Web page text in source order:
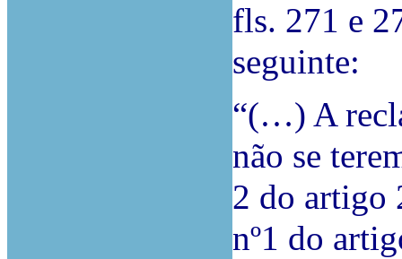
fls. 271 e
seguinte:
“(…) A
não se
2 do artigo
nº1 do